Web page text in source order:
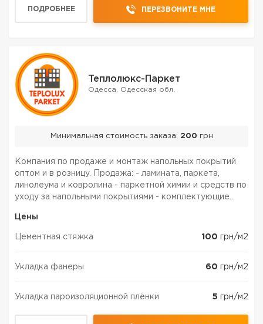
ПОДРОБНЕЕ ПЕРЕЗВОНИТЕ МНЕ
Теплолюкс-Паркет
Одесса, Одесская обл.
Минимальная стоимость заказа: 200 грн
Компания по продаже и монтаж напольных покрытий
оптом и в розницу. Продажа: - ламината, паркета,
линолеума и ковролина - паркетной химии и средств по
уходу за напольными покрытиями - комплектующие
Монтаж, ремонт и демонтаж напольных покрытий: -
лам...
Цены
Цементная стяжка 100 грн/м2
Укладка фанеры 60 грн/м2
Укладка пароизоляционной плёнки 5 грн/м2